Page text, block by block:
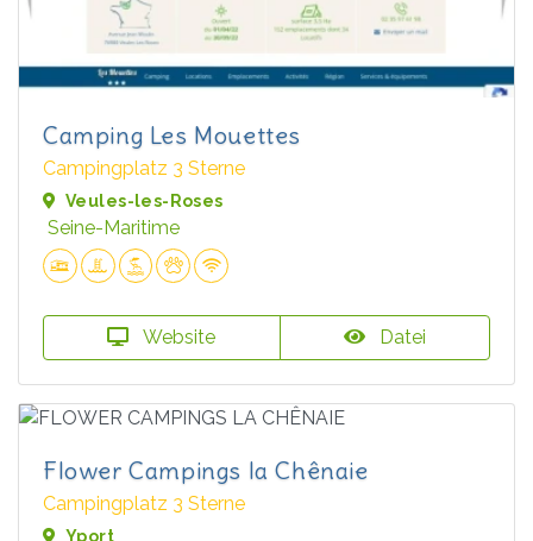
Camping Les Mouettes
Campingplatz 3 Sterne
Veules-les-Roses
Seine-Maritime
Website Datei
Flower Campings la Chênaie
Campingplatz 3 Sterne
Yport